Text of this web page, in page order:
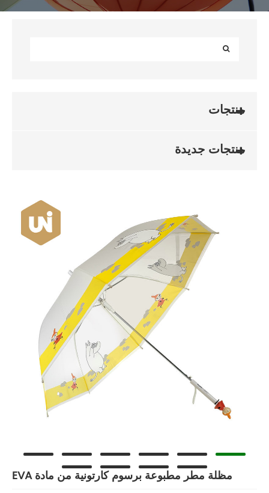
منتجات
منتجات جديدة
مظلة مطر مطبوعة برسوم كارتونية من مادة EVA